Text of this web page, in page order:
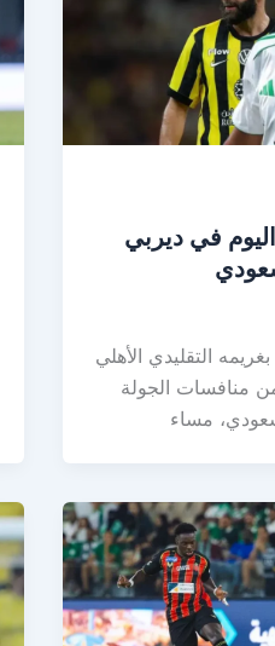
اليوم في ديربي
التقليدي الأهلي
منافسات الجولة
مساء